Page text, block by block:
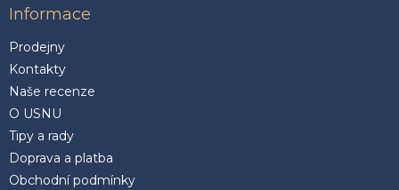
Informace
Prodejny
Kontakty
Naše recenze
O USNU
Tipy a rady
Doprava a platba
Obchodní podmínky